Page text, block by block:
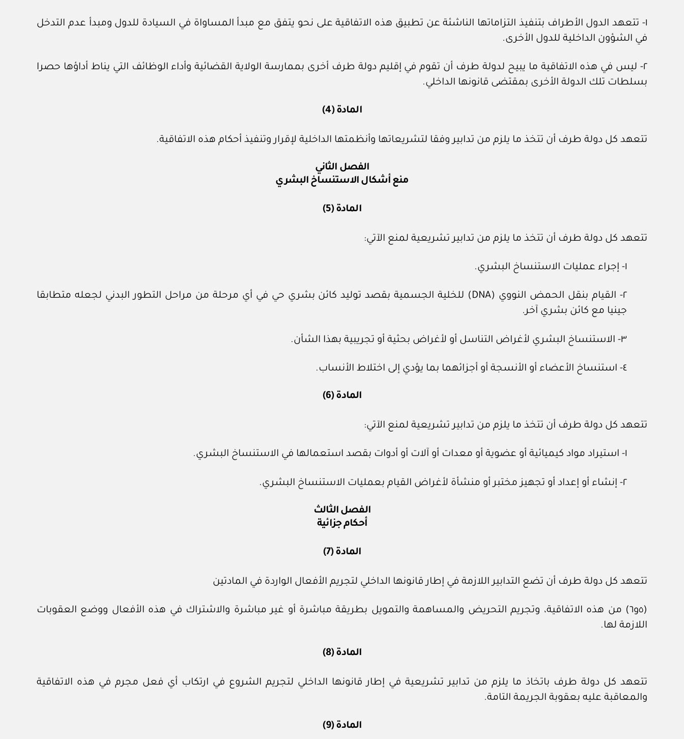
١- تتعهد الدول الأطراف بتنفيذ التزاماتها الناشئة عن تطبيق هذه الاتفاقية على نحو يتفق مع مبدأ المساواة في السيادة للدول ومبدأ عدم التدخل
في الشؤون الداخلية للدول الأخرى.
٢- ليس في هذه الاتفاقية ما يبيح لدولة طرف أن تقوم في إقليم دولة طرف أخرى بممارسة الولاية القضائية وأداء الوظائف التي يناط أداؤها حصرا
بسلطات تلك الدولة الأخرى بمقتضى قانونها الداخلي.
المادة (4)
تتعهد كل دولة طرف أن تتخذ ما يلزم من تدابير وفقا لتشريعاتها وأنظمتها الداخلية لإقرار وتنفيذ أحكام هذه الاتفاقية.
الفصل الثاني
منع أشكال الاستنساخ البشري
المادة (5)
تتعهد كل دولة طرف أن تتخذ ما يلزم من تدابير تشريعية لمنع الآتي:
١- إجراء عمليات الاستنساخ البشري.
٢- القيام بنقل الحمض النووي (DNA) للخلية الجسمية بقصد توليد كائن بشري حي في أي مرحلة من مراحل التطور البدني لجعله متطابقا
جينيا مع كائن بشري آخر.
٣- الاستنساخ البشري لأغراض التناسل أو لأغراض بحثية أو تجريبية بهذا الشأن.
٤- استنساخ الأعضاء أو الأنسجة أو أجزائهما بما يؤدي إلى اختلاط الأنساب.
المادة (6)
تتعهد كل دولة طرف أن تتخذ ما يلزم من تدابير تشريعية لمنع الآتي:
١- استيراد مواد كيميائية أو عضوية أو معدات أو آلات أو أدوات بقصد استعمالها في الاستنساخ البشري.
٢- إنشاء أو إعداد أو تجهيز مختبر أو منشأة لأغراض القيام بعمليات الاستنساخ البشري.
الفصل الثالث
أحكام جزائية
المادة (7)
تتعهد كل دولة طرف أن تضع التدابير اللازمة في إطار قانونها الداخلي لتجريم الأفعال الواردة في المادتين
(٥و٦) من هذه الاتفاقية، وتجريم التحريض والمساهمة والتمويل بطريقة مباشرة أو غير مباشرة والاشتراك في هذه الأفعال ووضع العقوبات
اللازمة لها.
المادة (8)
تتعهد كل دولة طرف باتخاذ ما يلزم من تدابير تشريعية في إطار قانونها الداخلي لتجريم الشروع في ارتكاب أي فعل مجرم في هذه الاتفاقية
والمعاقبة عليه بعقوبة الجريمة التامة.
المادة (9)